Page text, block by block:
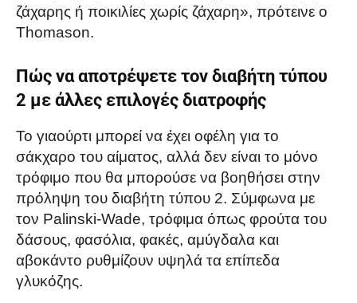
ζάχαρης ή ποικιλίες χωρίς ζάχαρη», πρότεινε ο
Thomason.
Πώς να αποτρέψετε τον διαβήτη τύπου
2 με άλλες επιλογές διατροφής
Το γιαούρτι μπορεί να έχει οφέλη για το
σάκχαρο του αίματος, αλλά δεν είναι το μόνο
τρόφιμο που θα μπορούσε να βοηθήσει στην
πρόληψη του διαβήτη τύπου 2. Σύμφωνα με
τον Palinski-Wade, τρόφιμα όπως φρούτα του
δάσους, φασόλια, φακές, αμύγδαλα και
αβοκάντο ρυθμίζουν υψηλά τα επίπεδα
γλυκόζης.